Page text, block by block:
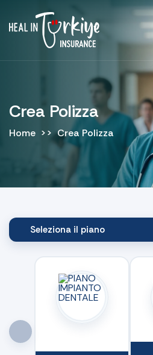
Crea Polizza
Home Crea Polizza
Seleziona il piano